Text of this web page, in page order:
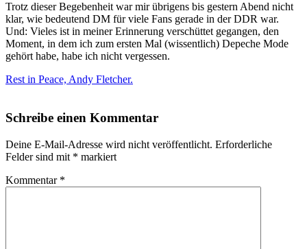
Trotz dieser Begebenheit war mir übrigens bis gestern Abend nicht
klar, wie bedeutend DM für viele Fans gerade in der DDR war.
Und: Vieles ist in meiner Erinnerung verschüttet gegangen, den
Moment, in dem ich zum ersten Mal (wissentlich) Depeche Mode
gehört habe, habe ich nicht vergessen.
Rest in Peace, Andy Fletcher.
Schreibe einen Kommentar
Deine E-Mail-Adresse wird nicht veröffentlicht. Erforderliche
Felder sind mit * markiert
Kommentar *